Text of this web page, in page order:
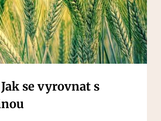
se vyrovnat s